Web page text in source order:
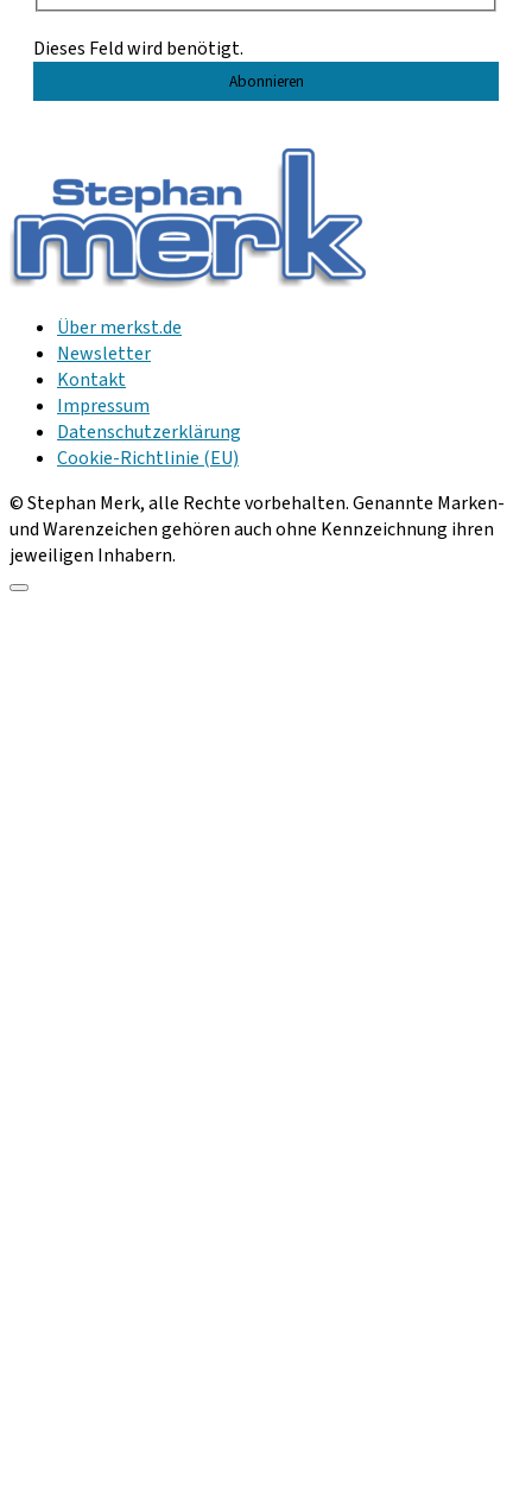
Dieses Feld wird benötigt.
Über merkst.de
Newsletter
Kontakt
Impressum
Datenschutzerklärung
Cookie-Richtlinie (EU)
© Stephan Merk, alle Rechte vorbehalten. Genannte Marken-
und Warenzeichen gehören auch ohne Kennzeichnung ihren
jeweiligen Inhabern.
Scroll